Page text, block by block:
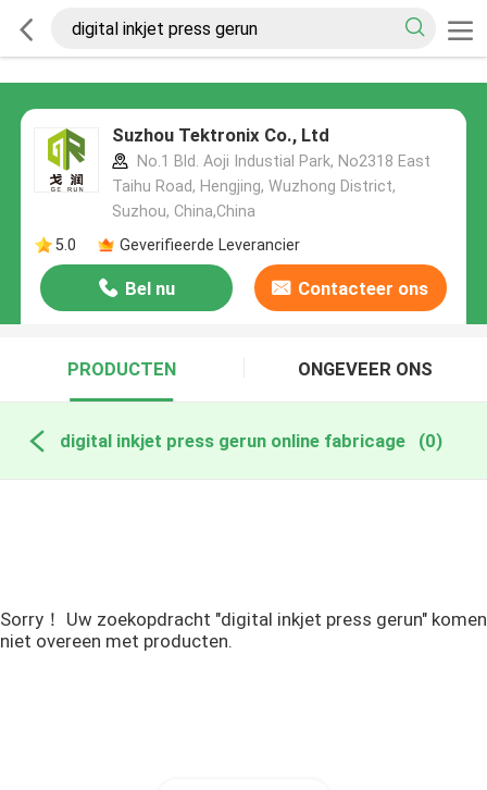
Suzhou Tektronix Co., Ltd
No.1 Bld. Aoji Industial Park, No2318 East
Taihu Road, Hengjing, Wuzhong District,
Suzhou, China,China
5.0
Geverifieerde Leverancier
Bel nu Contacteer ons
PRODUCTEN ONGEVEER ONS
digital inkjet press gerun online fabricage (0)
Sorry！ Uw zoekopdracht "digital inkjet press gerun" komen
niet overeen met producten.